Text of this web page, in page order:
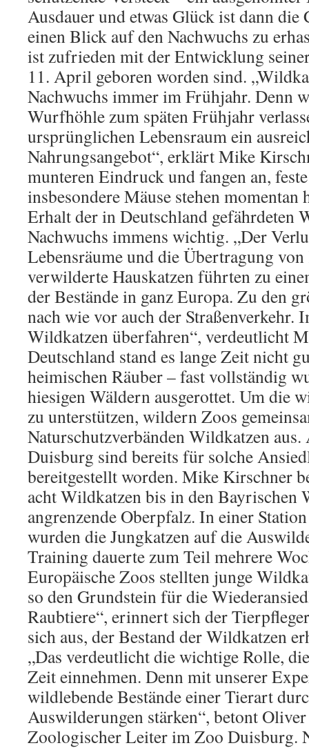
Ausdauer und etwas Glück ist dann die
einen Blick auf den Nachwuchs zu
ist zufrieden mit der Entwicklung
11. April geboren worden sind.
Nachwuchs immer im Frühjahr. Denn
Wurfhöhle zum späten Frühjahr
ursprünglichen Lebensraum ein
Nahrungsangebot“, erklärt Mike
munteren Eindruck und fangen an,
insbesondere Mäuse stehen
Erhalt der in Deutschland gefährdeten
Nachwuchs immens wichtig. „Der
Lebensräume und die Übertragung
verwilderte Hauskatzen führten zu
der Bestände in ganz Europa. Zu den
nach wie vor auch der Straßenverkehr.
Wildkatzen überfahren“, verdeutlicht
Deutschland stand es lange Zeit nicht
heimischen Räuber – fast vollständig
hiesigen Wäldern ausgerottet. Um die
zu unterstützen, wildern Zoos
Naturschutzverbänden Wildkatzen aus.
Duisburg sind bereits für solche
bereitgestellt worden. Mike Kirschner
acht Wildkatzen bis in den Bayrischen
angrenzende Oberpfalz. In einer
wurden die Jungkatzen auf die
Training dauerte zum Teil mehrere
Europäische Zoos stellten junge
so den Grundstein für die
Raubtiere“, erinnert sich der
sich aus, der Bestand der Wildkatzen
„Das verdeutlicht die wichtige Rolle,
Zeit einnehmen. Denn mit unserer
wildlebende Bestände einer Tierart
Auswilderungen stärken“, betont
Zoologischer Leiter im Zoo Duisburg.